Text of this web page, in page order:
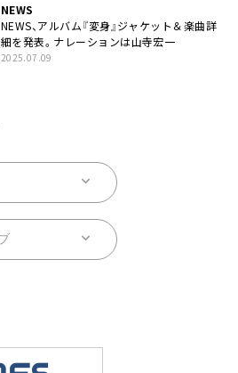
NEWS
NEWS、アルバム『変身』ジャケット＆楽曲詳
細を発表。ナレーションは⼭寺宏⼀
2025.07.09